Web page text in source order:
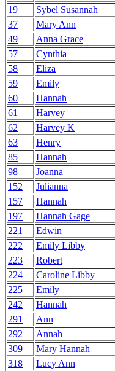
19
Sybel Susannah
37
Mary Ann
49
Anna Grace
57
Cynthia
58
Eliza
59
Emily
60
Hannah
61
Harvey
62
Harvey K
63
Henry
85
Hannah
98
Joanna
152
Julianna
157
Hannah
197
Hannah Gage
221
Edwin
222
Emily Libby
223
Robert
224
Caroline Libby
225
Emily
242
Hannah
291
Ann
292
Annah
309
Mary Hannah
318
Lucy Ann